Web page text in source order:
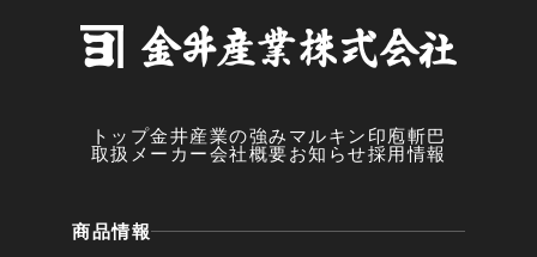
トップ金井産業の強み マルキン印 庖斬巴
取扱メーカー会社概要お知らせ採用情報
商品情報